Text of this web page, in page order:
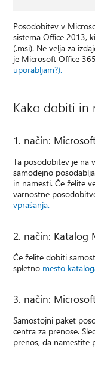
Posodobitev v
sistema Office 2013,
(.msi). Ne velja za
je Microsoft Office
uporabljam?).
Kako dobiti in
1. način:
Ta posodobitev je na
samodejno
in namesti. Če želite
varnostne
vprašanja.
2. način: Katalog
Če želite dobiti
spletno mesto
3. način:
Samostojni paket
centra za prenose.
prenos, da namestite